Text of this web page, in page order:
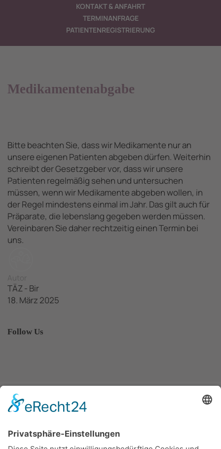
KONTAKT & ANFAHRT
TERMINANFRAGE
PATIENTENREGISTRIERUNG
18. März 2025
Follow Us
Medikamentenabgabe
Bitte beachten Sie, dass wir Medikamente nur an
unsere eigenen Patienten abgeben dürfen. Weiterhin
schreibt der Gesetzgeber vor, dass wir unsere
Patienten regelmäßig sehen und untersuchen
müssen, wenn wir Medikamente abgeben wollen, in
der Regel mindestens einmal im Jahr. Das gilt auch für
Präparate, die lebenslang gegeben werden müssen.
Vereinbaren Sie daher rechtzeitig einen Termin bei
uns.
TÄZ - Bir
Zurück zur News-Übersicht